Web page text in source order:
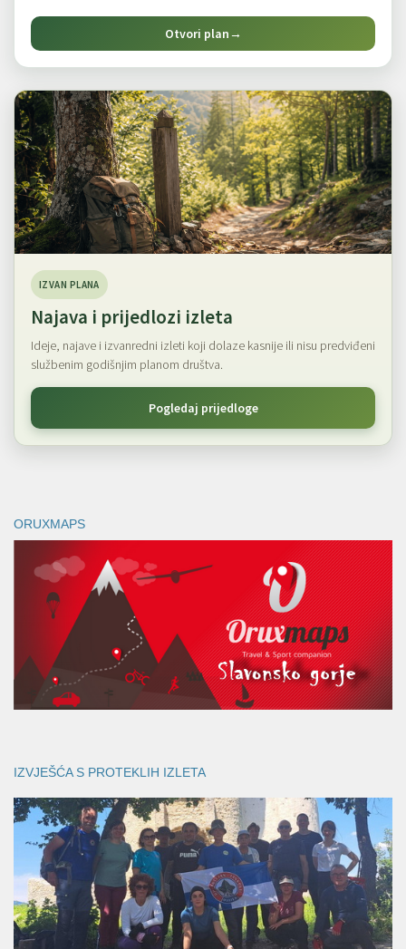
Otvori plan→
IZVAN PLANA
Najava i prijedlozi izleta
Ideje, najave i izvanredni izleti koji dolaze kasnije ili nisu predviđeni
službenim godišnjim planom društva.
Pogledaj prijedloge
ORUXMAPS
IZVJEŠĆA S PROTEKLIH IZLETA